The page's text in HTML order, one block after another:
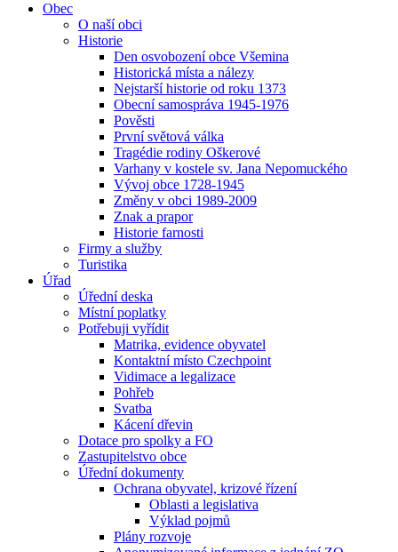
Obec
O naší obci
Historie
Den osvobození obce Všemina
Historická místa a nálezy
Nejstarší historie od roku 1373
Obecní samospráva 1945-1976
Pověsti
První světová válka
Tragédie rodiny Oškerové
Varhany v kostele sv. Jana Nepomuckého
Vývoj obce 1728-1945
Změny v obci 1989-2009
Znak a prapor
Historie farnosti
Firmy a služby
Turistika
Úřad
Úřední deska
Místní poplatky
Potřebuji vyřídit
Matrika, evidence obyvatel
Kontaktní místo Czechpoint
Vidimace a legalizace
Pohřeb
Svatba
Kácení dřevin
Dotace pro spolky a FO
Zastupitelstvo obce
Úřední dokumenty
Ochrana obyvatel, krizové řízení
Oblasti a legislativa
Výklad pojmů
Plány rozvoje